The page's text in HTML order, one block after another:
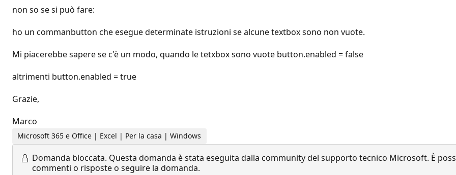
non so se si può fare:
ho un commanbutton che esegue determinate istruzioni se alcune textbox sono non vuote.
Mi piacerebbe sapere se c'è un modo, quando le tetxbox sono vuote button.enabled = false
altrimenti button.enabled = true
Grazie,
Marco
Microsoft 365 e Office | Excel | Per la casa | Windows
Domanda bloccata. Questa domanda è stata eseguita dalla community del supporto tecnico Microsoft. È
commenti o risposte o seguire la domanda.